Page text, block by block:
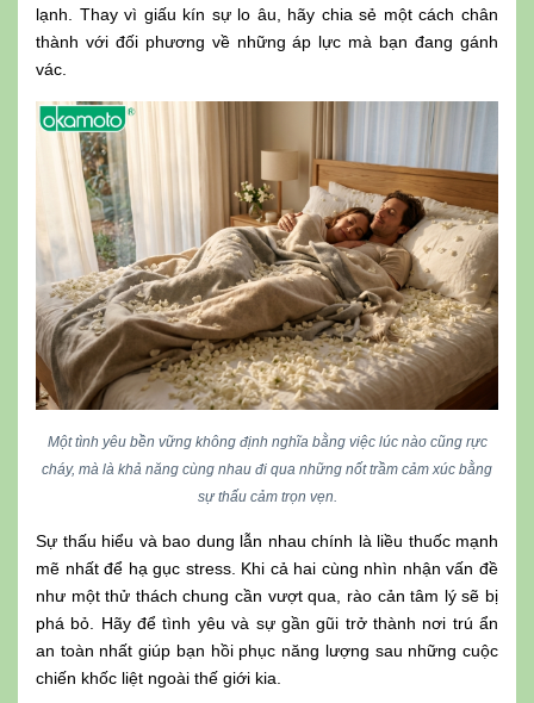
lạnh. Thay vì giấu kín sự lo âu, hãy chia sẻ một cách chân
thành với đối phương về những áp lực mà bạn đang gánh
vác.
Một tình yêu bền vững không định nghĩa bằng việc lúc nào cũng rực
cháy, mà là khả năng cùng nhau đi qua những nốt trầm cảm xúc bằng
sự thấu cảm trọn vẹn.
Sự thấu hiểu và bao dung lẫn nhau chính là liều thuốc mạnh
mẽ nhất để hạ gục stress. Khi cả hai cùng nhìn nhận vấn đề
như một thử thách chung cần vượt qua, rào cản tâm lý sẽ bị
phá bỏ. Hãy để tình yêu và sự gần gũi trở thành nơi trú ẩn
an toàn nhất giúp bạn hồi phục năng lượng sau những cuộc
chiến khốc liệt ngoài thế giới kia.